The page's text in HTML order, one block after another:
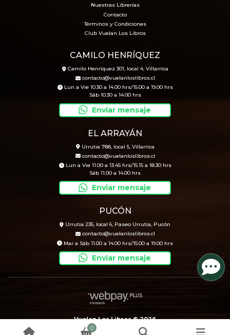
Nuestras Librerías
Contacto
Términos y Condiciones
Club Vuelan Los Libros
CAMILO HENRÍQUEZ
Camilo Henríquez 301, local 4, Villarrica
contacto@vuelanloslibros.cl
Lun a Vie 10.30 a 14.00 hrs/15.00 a 19.00 hrs
Sáb 10.30 a 14.00 hrs
Enviar mensaje
EL ARRAYÁN
Urrutia 788, local 5, Villarrica
contacto@vuelanloslibros.cl
Lun a Vie 11.00 a 13.45 hrs/15.15 a 18.30 hrs
Sáb 11.00 a 14.00 hrs
Enviar mensaje
PUCÓN
Urrutia 235, local 6, Paseo Urrutia, Pucón
contacto@vuelanloslibros.cl
Mar a Sáb 11.00 a 14.00 hrs/15.00 a 19.00 hrs
Enviar mensaje
Vuelan Los Libros © 2026
Creado por
Bsale
0